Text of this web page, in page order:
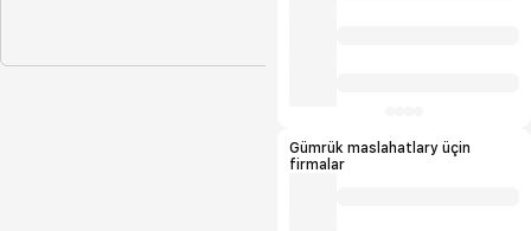
Gümrük maslahatlary üçin
firmalar